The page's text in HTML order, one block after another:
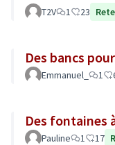
T2V 1 23
Emmanuel_ 1
Des fontaines
Pauline 1 17